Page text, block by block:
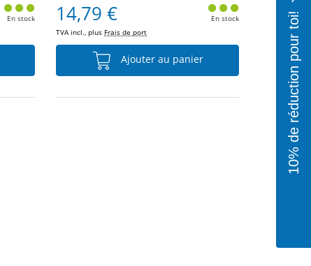
En stock 14,79 €
TVA incl., plus Frais de port
En stock
Ajouter au panier 10% de réduction pour toi!